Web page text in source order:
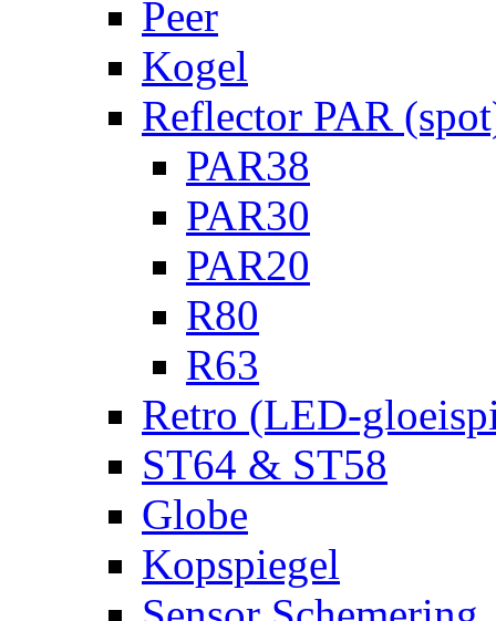
Peer
Kogel
Reflector PAR
PAR38
PAR30
PAR20
R80
R63
Retro (LED-
ST64 & ST58
Globe
Kopspiegel